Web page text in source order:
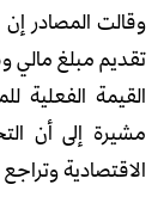
وقالت المصادر
تقديم مبلغ مالي
القيمة الفعلية
مشيرة إلى أن
الاقتصادية